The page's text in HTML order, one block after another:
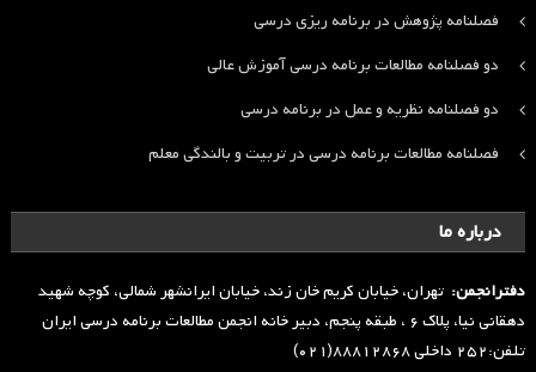
فصلنامه پژوهش در برنامه ریزی درسی
دو فصلنامه مطالعات برنامه درسی آموزش عالی
دو فصلنامه نظریه و عمل در برنامه درسی
فصلنامه مطالعات برنامه درسی در تربیت و بالندگی معلم
درباره ما
دفترانجمن: تهران، خیابان کریم خان زند، خیابان ایرانشهر شمالی، کوچه شهید
دهقانی نیا، پلاک ۶ ، طبقه پنجم، دبیر خانه انجمن مطالعات برنامه درسی ایران
تلفن:۲۵۲ داخلی ۸۸۸۱۲۸۶۸(۰۲۱)